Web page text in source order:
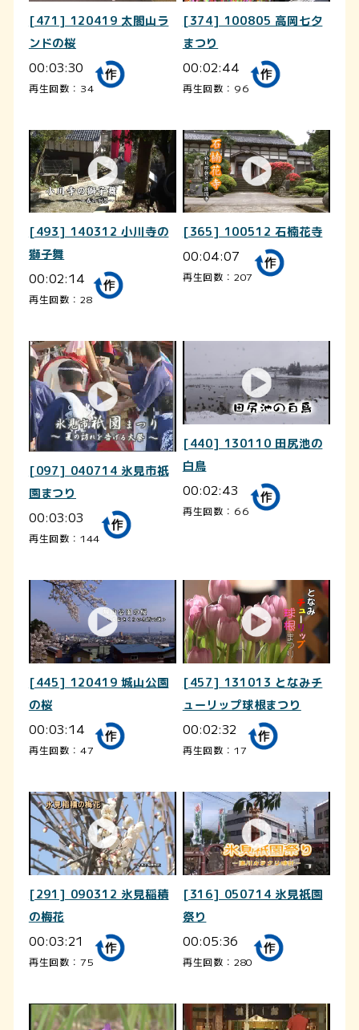
[471] 120419 太閤山ラ
ンドの桜
00:03:30
再生回数：34
[374] 100805 高岡七夕
まつり
00:02:44
再生回数：96
[493] 140312 小川寺の
獅子舞
00:02:14
再生回数：28
[365] 100512 石楠花寺
00:04:07
再生回数：207
[097] 040714 氷見市祇
園まつり
00:03:03
再生回数：144
[440] 130110 田尻池の
白鳥
00:02:43
再生回数：66
[445] 120419 城山公園
の桜
00:03:14
再生回数：47
[457] 131013 となみチ
ューリップ球根まつり
00:02:32
再生回数：17
[291] 090312 氷見稲積
の梅花
00:03:21
再生回数：75
[316] 050714 氷見祇園
祭り
00:05:36
再生回数：280